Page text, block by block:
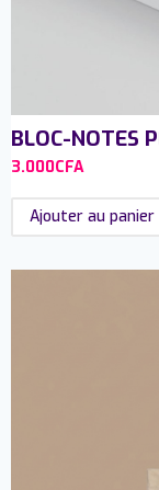
BLOC-NOTES
3.000CFA
Ajouter au panier